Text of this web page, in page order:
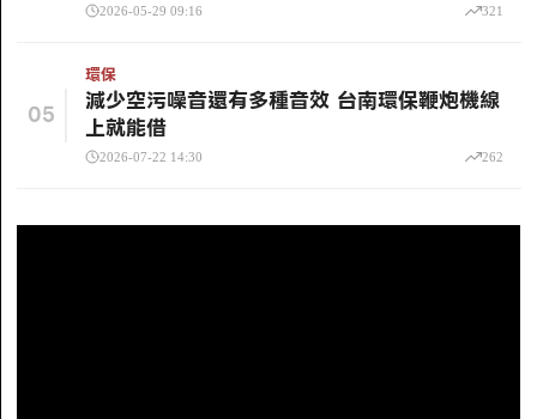
2026-05-29 09:16 321
05
環保
減少空污噪音還有多種音效 台南環保鞭炮機線
上就能借
2026-07-22 14:30 262